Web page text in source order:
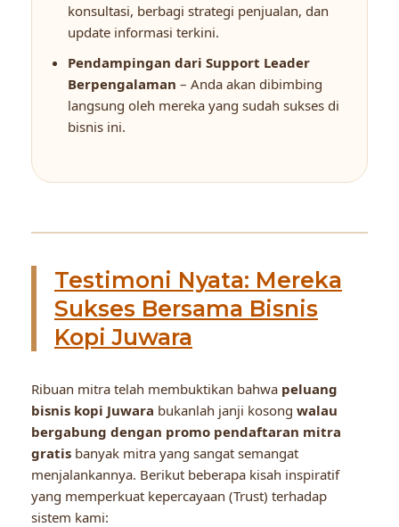
konsultasi, berbagi strategi penjualan, dan
update informasi terkini.
Pendampingan dari Support Leader
Berpengalaman – Anda akan dibimbing
langsung oleh mereka yang sudah sukses di
bisnis ini.
Testimoni Nyata: Mereka
Sukses Bersama Bisnis
Kopi Juwara
Ribuan mitra telah membuktikan bahwa peluang
bisnis kopi Juwara bukanlah janji kosong walau
bergabung dengan promo pendaftaran mitra
gratis banyak mitra yang sangat semangat
menjalankannya. Berikut beberapa kisah inspiratif
yang memperkuat kepercayaan (Trust) terhadap
sistem kami: